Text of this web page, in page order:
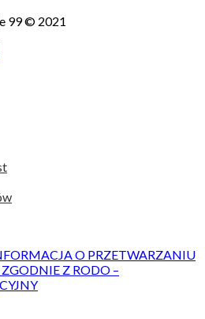
99 © 2021
O PRZETWARZANIU
Z RODO –